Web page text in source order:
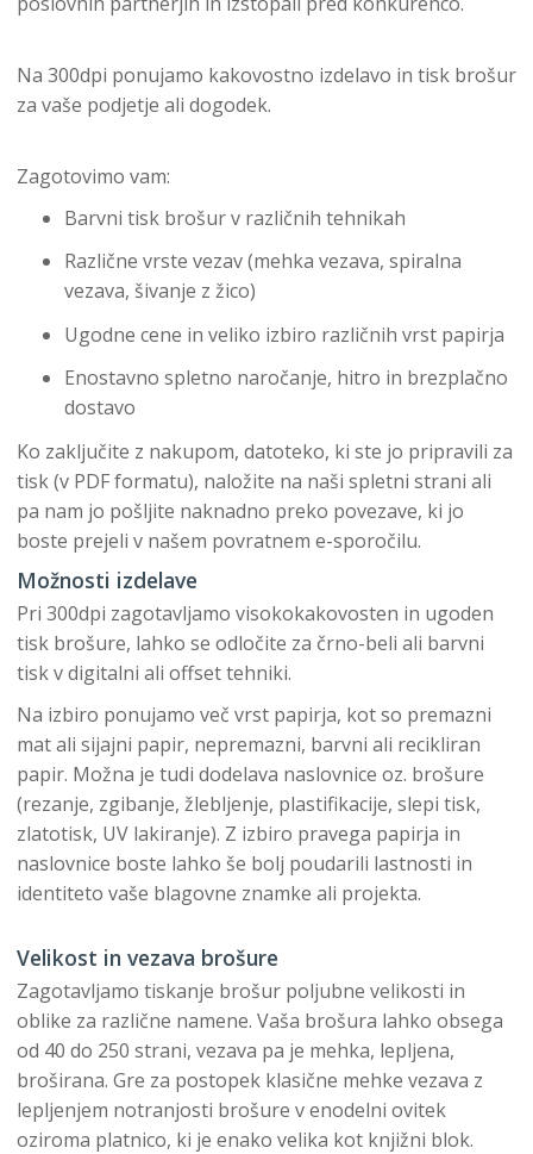
Na 300dpi ponujamo kakovostno izdelavo in tisk brošur
za vaše podjetje ali dogodek.
Zagotovimo vam:
Barvni tisk brošur v različnih tehnikah
Različne vrste vezav (mehka vezava, spiralna
vezava, šivanje z žico)
Ugodne cene in veliko izbiro različnih vrst papirja
Enostavno spletno naročanje, hitro in brezplačno
dostavo
Ko zaključite z nakupom, datoteko, ki ste jo pripravili za
tisk (v PDF formatu), naložite na naši spletni strani ali
pa nam jo pošljite naknadno preko povezave, ki jo
boste prejeli v našem povratnem e-sporočilu.
Možnosti izdelave
Pri 300dpi zagotavljamo visokokakovosten in ugoden
tisk brošure, lahko se odločite za črno-beli ali barvni
tisk v digitalni ali offset tehniki.
Na izbiro ponujamo več vrst papirja, kot so premazni
mat ali sijajni papir, nepremazni, barvni ali recikliran
papir. Možna je tudi dodelava naslovnice oz. brošure
(rezanje, zgibanje, žlebljenje, plastifikacije, slepi tisk,
zlatotisk, UV lakiranje). Z izbiro pravega papirja in
naslovnice boste lahko še bolj poudarili lastnosti in
identiteto vaše blagovne znamke ali projekta.
Velikost in vezava brošure
Zagotavljamo tiskanje brošur poljubne velikosti in
oblike za različne namene. Vaša brošura lahko obsega
od 40 do 250 strani, vezava pa je mehka, lepljena,
broširana. Gre za postopek klasične mehke vezava z
lepljenjem notranjosti brošure v enodelni ovitek
oziroma platnico, ki je enako velika kot knjižni blok.